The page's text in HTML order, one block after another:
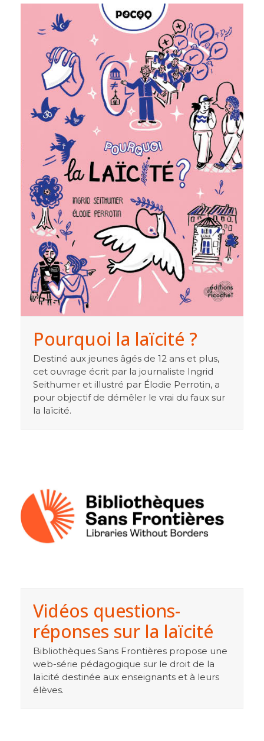
Pourquoi la laïcité ?
Destiné aux jeunes âgés de 12 ans et plus,
cet ouvrage écrit par la journaliste Ingrid
Seithumer et illustré par Élodie Perrotin, a
pour objectif de démêler le vrai du faux sur
la laïcité.
Vidéos questions-
réponses sur la laïcité
Bibliothèques Sans Frontières propose une
web-série pédagogique sur le droit de la
laïcité destinée aux enseignants et à leurs
élèves.